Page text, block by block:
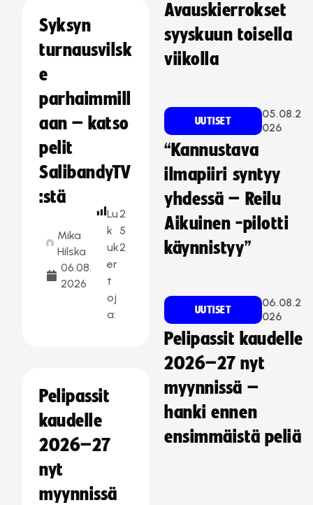
Syksyn
turnausvilsk
e
parhaimmill
aan – katso
pelit
SalibandyTV
:stä
Mika
Hilska
06.08.
2026
Lu
k
uk
er
t
oj
a:
2
5
2
Pelipassit
kaudelle
2026–27
nyt
myynnissä
Avauskierrokset
syyskuun toisella
viikolla
UUTISET
05.08.2
026
“Kannustava
ilmapiiri syntyy
yhdessä – Reilu
Aikuinen -pilotti
käynnistyy”
UUTISET
06.08.2
026
Pelipassit kaudelle
2026–27 nyt
myynnissä –
hanki ennen
ensimmäistä peliä